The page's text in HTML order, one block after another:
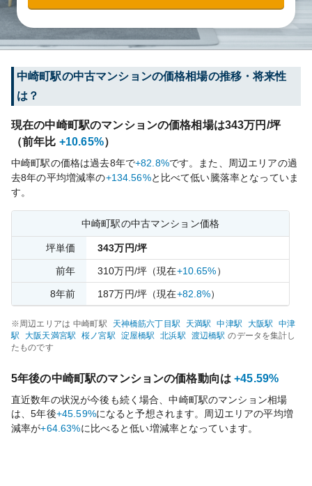
中崎町駅の中古マンションの価格相場の推移・将来性
は？
現在の中崎町駅のマンションの価格相場は343万円/坪
（前年比 +10.65%）
中崎町駅の価格は過去8年で+82.8%です。
また、周辺エリアの過
去8年の平均増減率の+134.56%と比べて低い騰落率となっていま
す。
中崎町駅の中古マンション価格
坪単価 343万円/坪
前年 310万円/坪 （現在+10.65%）
8年前 187万円/坪 （現在+82.8%）
※周辺エリアは 中崎町駅 天神橋筋六丁目駅 天満駅 中津駅 大阪駅
中津
駅
大阪天満宮駅 桜ノ宮駅 淀屋橋駅 北浜駅 渡辺橋駅 のデータを集計し
たものです
5年後の中崎町駅のマンションの価格動向は +45.59%
直近数年の状況が今後も続く場合、中崎町駅のマンション相場
は、5年後+45.59%になると予想されます。周辺エリアの平均増
減率が+64.63%に比べると低い増減率となっています。